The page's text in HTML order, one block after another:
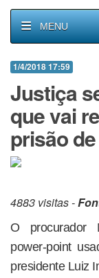
MENU
1/4/2018 17:59
Justiça
que vai
prisão
4883 visitas -
O procurador
power-point
presidente Luiz